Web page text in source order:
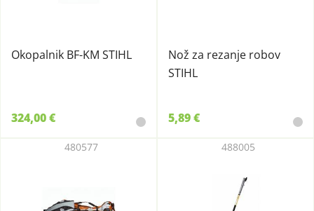
Okopalnik BF-KM STIHL
324,00 €
Nož za rezanje robov
STIHL
5,89 €
480577 488005